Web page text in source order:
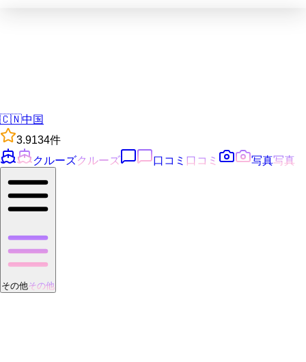
🇨🇳中国
3.9134件
クルーズクルーズ 口コミ 口コミ 写真写真
その他その他